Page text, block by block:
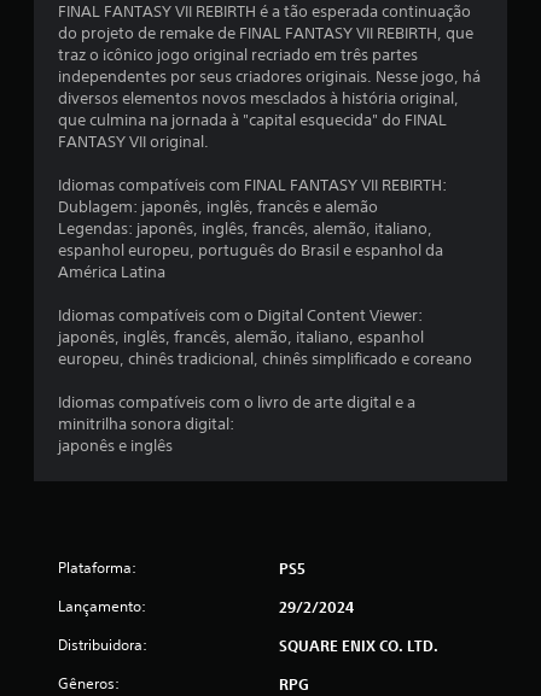
FINAL FANTASY VII REBIRTH é a tão esperada continuação
do projeto de remake de FINAL FANTASY VII REBIRTH, que
traz o icônico jogo original recriado em três partes
independentes por seus criadores originais. Nesse jogo, há
diversos elementos novos mesclados à história original,
que culmina na jornada à "capital esquecida" do FINAL
FANTASY VII original.
Idiomas compatíveis com FINAL FANTASY VII REBIRTH:
Dublagem: japonês, inglês, francês e alemão
Legendas: japonês, inglês, francês, alemão, italiano,
espanhol europeu, português do Brasil e espanhol da
América Latina
Idiomas compatíveis com o Digital Content Viewer:
japonês, inglês, francês, alemão, italiano, espanhol
europeu, chinês tradicional, chinês simplificado e coreano
Idiomas compatíveis com o livro de arte digital e a
minitrilha sonora digital:
japonês e inglês
Plataforma: PS5
Lançamento: 29/2/2024
Distribuidora: SQUARE ENIX CO. LTD.
Gêneros: RPG